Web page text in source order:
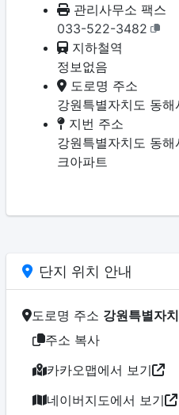
관리사무소 팩스
033-522-3482
지하철역
정보없음
도로명 주소
강원특별자치도 동
지번 주소
강원특별자치도 동
크아파트
단지 위치 안내
도로명 주소 강원특별자
주소 복사
카카오맵에서 보기
네이버지도에서 보기